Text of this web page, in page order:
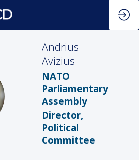
Andrius
Avizius
NATO
Parliamentary
Assembly
Director,
Political
Committee